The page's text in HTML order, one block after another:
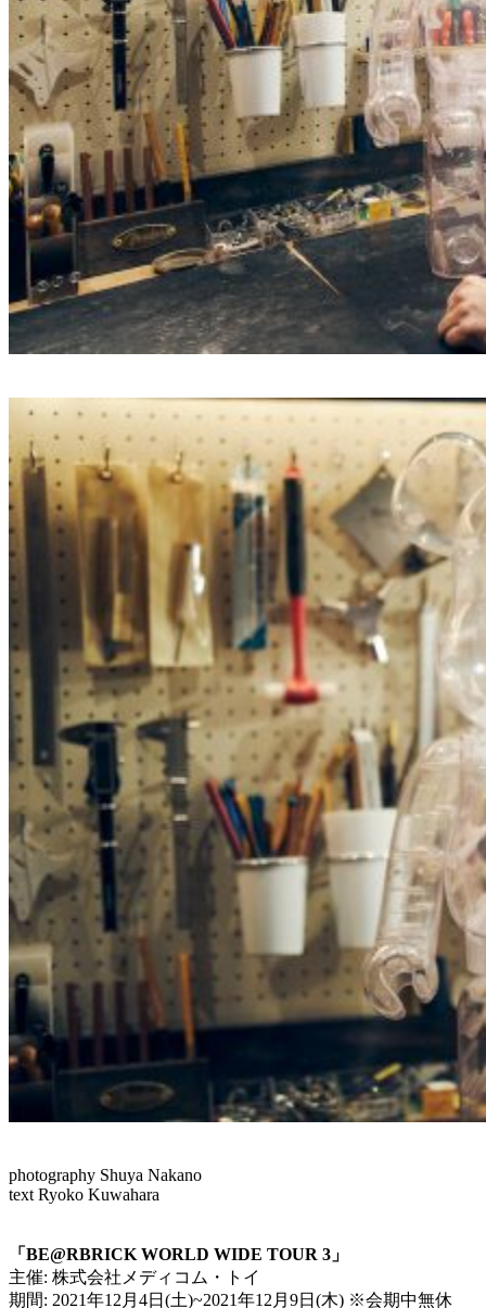
photography Shuya Nakano
text Ryoko Kuwahara
「BE@RBRICK WORLD WIDE TOUR 3」
主催: 株式会社メディコム・トイ
期間: 2021年12月4日(土)~2021年12月9日(木) ※会期中無休